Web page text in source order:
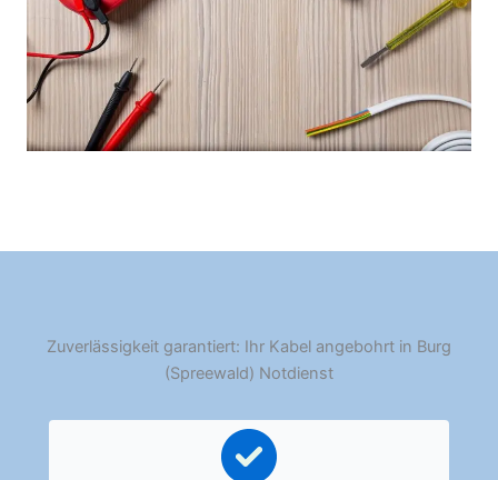
Zuverlässigkeit garantiert: Ihr Kabel angebohrt in Burg
(Spreewald) Notdienst